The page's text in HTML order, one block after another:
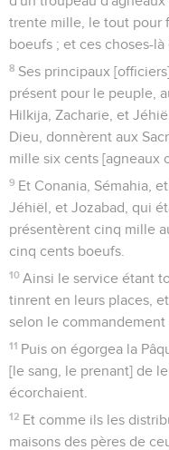
trente mille, le tout pour
boeufs ; et ces choses-
8 Ses principaux
présent pour le peuple,
Hilkija, Zacharie, et
Dieu, donnèrent aux
mille six cents [agneaux
9 Et Conania, Sémahia,
Jéhiël, et Jozabad, qui
présentèrent cinq mille
cinq cents boeufs.
10 Ainsi le service étant
tinrent en leurs places,
selon le commandement
11 Puis on égorgea la
[le sang, le prenant] de
écorchaient.
12 Et comme ils les
maisons des pères de